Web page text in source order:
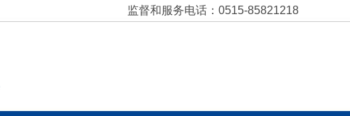
监督和服务电话：0515-85821218